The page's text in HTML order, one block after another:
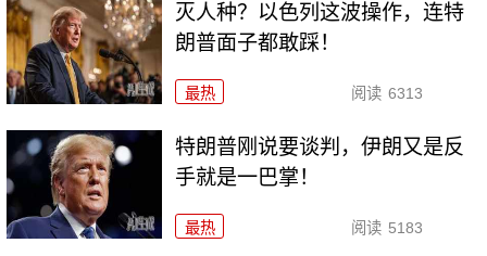
灭人种？以色列这波操作，连特
朗普面子都敢踩！
最热 阅读 6313
特朗普刚说要谈判，伊朗又是反
手就是一巴掌！
最热 阅读 5183